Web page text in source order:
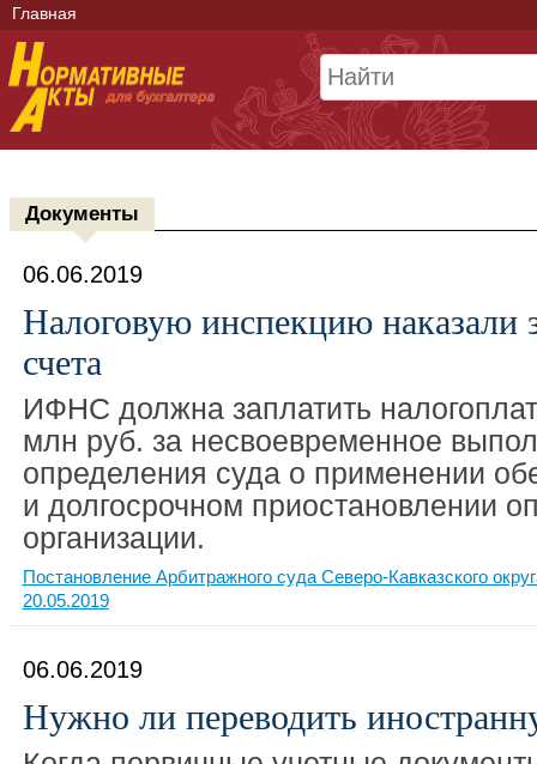
Главная
Документы
06.06.2019
Налоговую инспекцию наказали
счета
ИФНС должна заплатить
млн руб. за несвоевременное
определения суда о применении
и долгосрочном приостановлении
организации.
Постановление Арбитражного суда Северо-Кавказского
20.05.2019
06.06.2019
Нужно ли переводить